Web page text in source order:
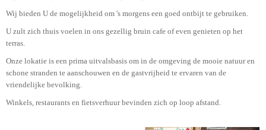
Wij bieden U de mogelijkheid om 's morgens een goed ontbijt te gebruiken.
U zult zich thuis voelen in ons gezellig bruin cafe of even genieten op het
terras.
Onze lokatie is een prima uitvalsbasis om in de omgeving de mooie natuur en
schone stranden te aanschouwen en de gastvrijheid te ervaren van de
vriendelijke bevolking.
Winkels, restaurants en fietsverhuur bevinden zich op loop afstand.